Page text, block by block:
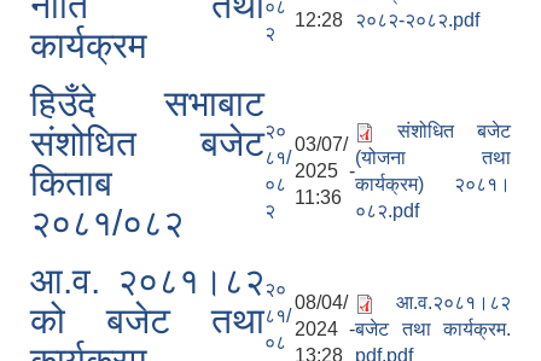
कार्यक्रम
०८
२
12:28
२०८२-२०८२.pdf
हिउँदे सभाबाट
संशोधित बजेट
किताब
२०८१/०८२
२०
८१/
०८
२
03/07/
2025 -
11:36
संशोधित बजेट
(योजना तथा
कार्यक्रम) २०८१।
०८२.pdf
आ.व. २०८१।८२
को बजेट तथा
२०
८१/
०८
08/04/
2024 -
13:28
आ.व.२०८१।८२
बजेट तथा कार्यक्रम.
pdf.pdf